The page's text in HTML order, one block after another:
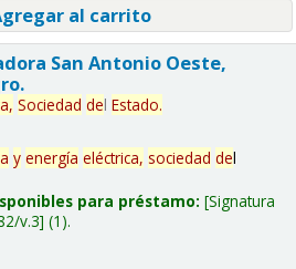
al carrito
San Antonio Oeste,
Sociedad del Estado.
y energía eléctrica, sociedad del
para préstamo: Signatura
v.3 (1).